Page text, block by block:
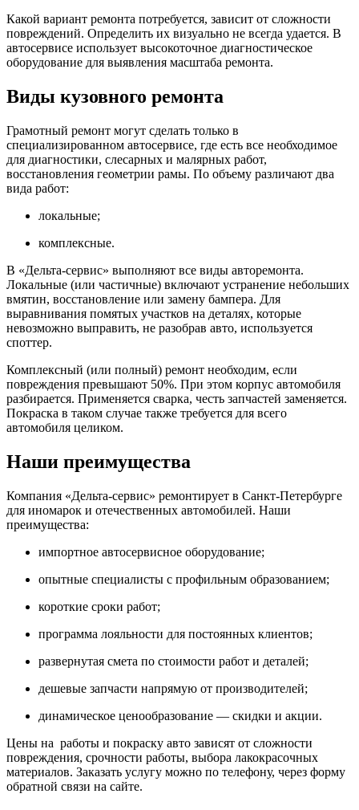
Какой вариант ремонта потребуется, зависит от сложности
повреждений. Определить их визуально не всегда удается. В
автосервисе использует высокоточное диагностическое
оборудование для выявления масштаба ремонта.
Виды кузовного ремонта
Грамотный ремонт могут сделать только в
специализированном автосервисе, где есть все необходимое
для диагностики, слесарных и малярных работ,
восстановления геометрии рамы. По объему различают два
вида работ:
локальные;
комплексные.
В «Дельта-сервис» выполняют все виды авторемонта.
Локальные (или частичные) включают устранение небольших
вмятин, восстановление или замену бампера. Для
выравнивания помятых участков на деталях, которые
невозможно выправить, не разобрав авто, используется
споттер.
Комплексный (или полный) ремонт необходим, если
повреждения превышают 50%. При этом корпус автомобиля
разбирается. Применяется сварка, честь запчастей заменяется.
Покраска в таком случае также требуется для всего
автомобиля целиком.
Наши преимущества
Компания «Дельта-сервис» ремонтирует в Санкт-Петербурге
для иномарок и отечественных автомобилей. Наши
преимущества:
импортное автосервисное оборудование;
опытные специалисты с профильным образованием;
короткие сроки работ;
программа лояльности для постоянных клиентов;
развернутая смета по стоимости работ и деталей;
дешевые запчасти напрямую от производителей;
динамическое ценообразование — скидки и акции.
Цены на работы и покраску авто зависят от сложности
повреждения, срочности работы, выбора лакокрасочных
материалов. Заказать услугу можно по телефону, через форму
обратной связи на сайте.